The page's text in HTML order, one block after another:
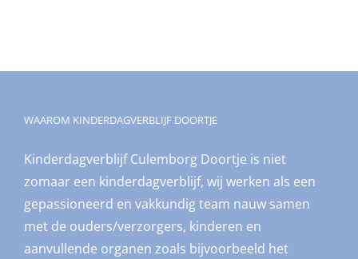
WAAROM KINDERDAGVERBLIJF DOORTJE
Kinderdagverblijf Culemborg Doortje is niet
zomaar een kinderdagverblijf, wij werken als een
gepassioneerd en vakkundig team nauw samen
met de ouders/verzorgers, kinderen en
aanvullende organen zoals bijvoorbeeld het